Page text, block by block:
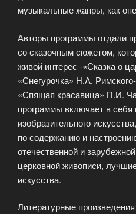
музыкальные жанры, как
Авторы программы отдали
со сказочным сюжетом,
живой интерес -«Сказка о
«Снегурочка» Н.А.
«Спящая красавица» П.И.
программы включает в себя
изобразительного
по содержанию и
отечественной и
церковной живописи,
искусства.
Литературные